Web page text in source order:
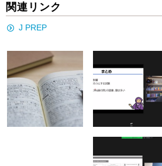
関連リンク
J PREP